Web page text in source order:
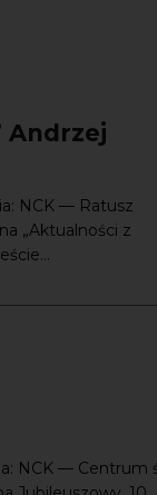
Andrzej
NCK — Ratusz
„Aktualności z
NCK — Centrum